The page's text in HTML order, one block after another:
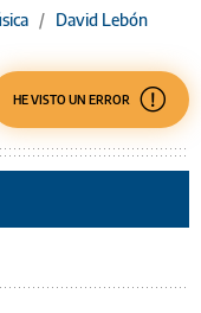
/ David Lebón
HE VISTO UN ERROR